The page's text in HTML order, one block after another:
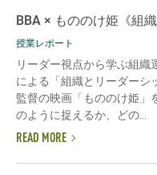
BBA × もののけ姫《組
授業レポート
リーダー視点から学ぶ組織
による「組織とリーダーシ
監督の映画「もののけ姫」
のように捉えるか、どの...
READ MORE